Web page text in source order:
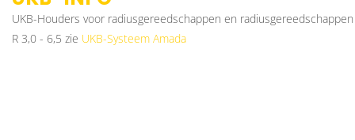
UKB-Houders voor radiusgereedschappen en radiusgereedschappen
R 3,0 - 6,5 zie UKB-Systeem Amada